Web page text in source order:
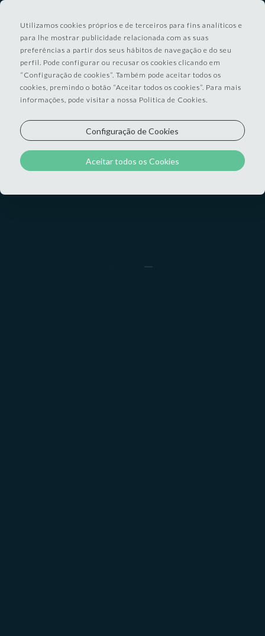
Utilizamos cookies próprios e de terceiros para fins analíticos e
para lhe mostrar publicidade relacionada com as suas
preferências a partir dos seus hábitos de navegação e do seu
perfil. Pode configurar ou recusar os cookies clicando em
“Configuração de cookies”. Também pode aceitar todos os
cookies, premindo o botão “Aceitar todos os cookies”. Para mais
informações, pode visitar a nossa Politica de Cookies.
Configuração de Cookies
Aceitar todos os Cookies